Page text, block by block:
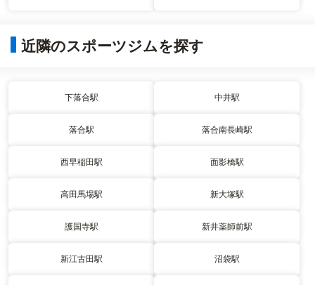
近隣のスポーツジムを探す
下落合駅 中井駅
落合駅 落合南長崎駅
西早稲田駅 面影橋駅
高田馬場駅 新大塚駅
護国寺駅 新井薬師前駅
新江古田駅 沼袋駅